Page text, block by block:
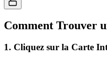
Comment Trouver
1. Cliquez sur la Carte